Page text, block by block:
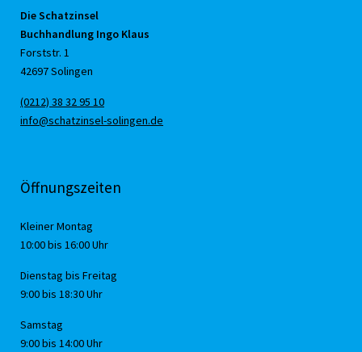
Die Schatzinsel
Buchhandlung Ingo Klaus
Forststr. 1
42697 Solingen
(0212) 38 32 95 10
info@schatzinsel-solingen.de
Öffnungszeiten
Kleiner Montag
10:00 bis 16:00 Uhr
Dienstag bis Freitag
9:00 bis 18:30 Uhr
Samstag
9:00 bis 14:00 Uhr